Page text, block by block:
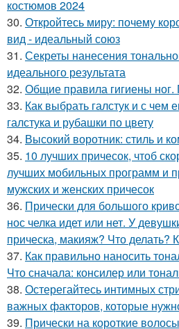
костюмов 2024
30. Откройтесь миру: почему
вид - идеальный союз
31. Секреты нанесения
идеального результата
32. Общие правила гигиены ног.
33. Как выбрать галстук и с чем
галстука и рубашки по цвету
34. Высокий воротник: стиль и
35. 10 лучших причесок, чтоб
лучших мобильных программ и
мужских и женских причесок
36. Прически для большого
нос челка идет или нет. У
прическа, макияж? Что делать?
37. Как правильно наносить
Что сначала: консилер или
38. Остерегайтесь интимных
важных факторов, которые
39. Прически на короткие